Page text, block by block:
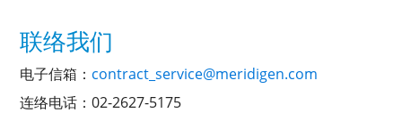
联络我们
电子信箱： contract_service@meridigen.com
连络电话：02-2627-5175